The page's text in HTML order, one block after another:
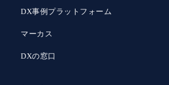
DX事例プラットフォーム
マーカス
DXの窓口